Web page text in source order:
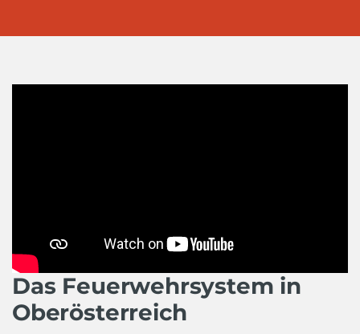
Das Feuerwehrsystem in
Oberösterreich